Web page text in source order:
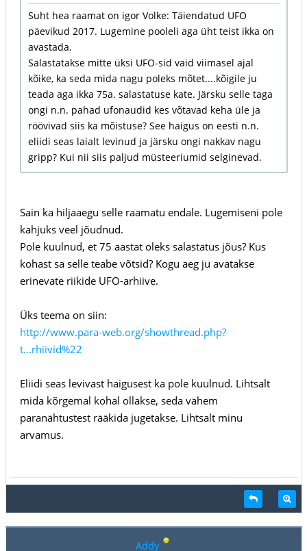
Suht hea raamat on igor Volke: Täiendatud UFO
päevikud 2017. Lugemine pooleli aga üht teist ikka on
avastada.
Salastatakse mitte üksi UFO-sid vaid viimasel ajal
kõike, ka seda mida nagu poleks mõtet....kõigile ju
teada aga ikka 75a. salastatuse kate. Järsku selle taga
ongi n.n. pahad ufonaudid kes võtavad keha üle ja
röövivad siis ka mõistuse? See haigus on eesti n.n.
eliidi seas laialt levinud ja järsku ongi nakkav nagu
gripp? Kui nii siis paljud müsteeriumid selginevad.
Sain ka hiljaaegu selle raamatu endale. Lugemiseni pole
kahjuks veel jõudnud.
Pole kuulnud, et 75 aastat oleks salastatus jõus? Kus
kohast sa selle teabe võtsid? Kogu aeg ju avatakse
erinevate riikide UFO-arhiive.
Üks teema on siin:
http://www.para-web.org/showthread.php?
t...rhiivid%22
Eliidi seas levivast haigusest ka pole kuulnud. Lihtsalt
mida kõrgemal kohal ollakse, seda vähem
paranähtustest rääkida jugetakse. Lihtsalt minu
arvamus.
Addy